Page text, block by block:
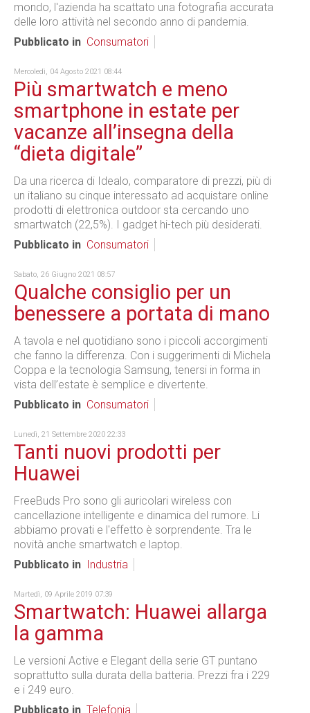
mondo, l'azienda ha scattato una fotografia accurata
delle loro attività nel secondo anno di pandemia.
Pubblicato in Consumatori
Mercoledì, 04 Agosto 2021 08:44
Più smartwatch e meno
smartphone in estate per
vacanze all’insegna della
“dieta digitale”
Da una ricerca di Idealo, comparatore di prezzi, più di
un italiano su cinque interessato ad acquistare online
prodotti di elettronica outdoor sta cercando uno
smartwatch (22,5%). I gadget hi-tech più desiderati.
Pubblicato in Consumatori
Sabato, 26 Giugno 2021 08:57
Qualche consiglio per un
benessere a portata di mano
A tavola e nel quotidiano sono i piccoli accorgimenti
che fanno la differenza. Con i suggerimenti di Michela
Coppa e la tecnologia Samsung, tenersi in forma in
vista dell’estate è semplice e divertente.
Pubblicato in Consumatori
Lunedì, 21 Settembre 2020 22:33
Tanti nuovi prodotti per
Huawei
FreeBuds Pro sono gli auricolari wireless con
cancellazione intelligente e dinamica del rumore. Li
abbiamo provati e l'effetto è sorprendente. Tra le
novità anche smartwatch e laptop.
Pubblicato in
Industria
Martedì, 09 Aprile 2019 07:39
Smartwatch: Huawei allarga
la gamma
Le versioni Active e Elegant della serie GT puntano
soprattutto sulla durata della batteria. Prezzi fra i 229
e i 249 euro.
Pubblicato in Telefonia